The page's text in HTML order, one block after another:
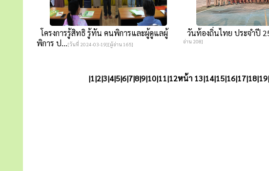
โครงการรู้สิทธิ รู้ทัน คนพิการและผู้ดูแลผู้
พิการ ป...[วันที่ 2024-03-19][ผู้อ่าน 165]
วันท้องถิ่นไทย ประจำปี
อ่าน 208]
|1|2|3|4|5|6|7|8|9|10|11|12หน้า 13|14|15|16|17|18|19|